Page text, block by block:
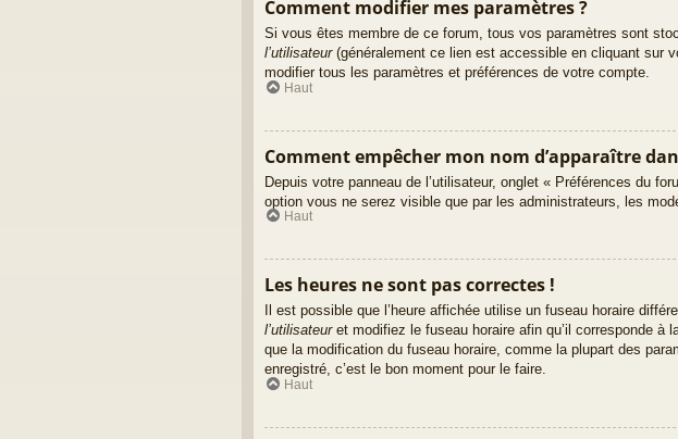
Comment modifier mes paramètres ?
Si vous êtes membre de ce forum, tous vos paramètres sont
l’utilisateur(généralement ce lien est accessible en cliquant sur
modifier tous les paramètres et préférences de votre compte.
Haut
Comment empêcher mon nom d’apparaître
Depuis votre panneau de l’utilisateur, onglet « Préférences du
option vous ne serez visible que par les administrateurs, les
Haut
Les heures ne sont pas correctes !
Il est possible que l’heure affichée utilise un fuseau horaire
l’utilisateuret modifiez le fuseau horaire afin qu’il corresponde à
que la modification du fuseau horaire, comme la plupart des
enregistré, c’est le bon moment pour le faire.
Haut